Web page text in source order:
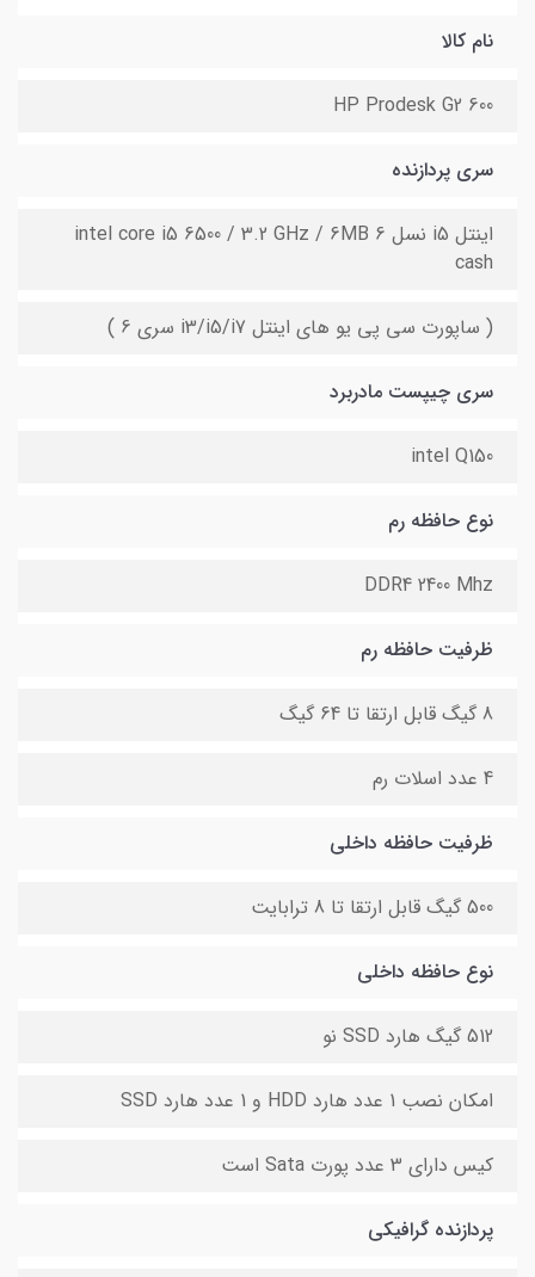
نام کالا
HP Prodesk G2 600
سری پردازنده
اینتل i5 نسل 6 intel core i5 6500 / 3.2 GHz / 6MB
cash
( ساپورت سی پی یو های اینتل i3/i5/i7 سری 6 )
سری چیپست مادربرد
intel Q150
نوع حافظه رم
DDR4 2400 Mhz
ظرفیت حافظه رم
8 گیگ قابل ارتقا تا 64 گیگ
4 عدد اسلات رم
ظرفیت حافظه داخلی
500 گیگ قابل ارتقا تا 8 ترابایت
نوع حافظه داخلی
512 گیگ هارد SSD نو
امکان نصب 1 عدد هارد HDD و 1 عدد هارد SSD
کیس دارای 3 عدد پورت Sata است
پردازنده گرافیکی